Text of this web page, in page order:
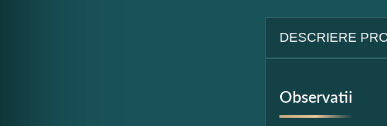
DESCRIERE
Observatii